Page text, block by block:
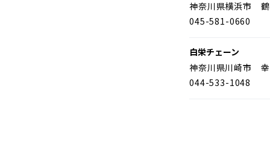
神奈川県横浜市 鶴
045-581-0660
白栄チェーン
神奈川県川崎市 幸
044-533-1048